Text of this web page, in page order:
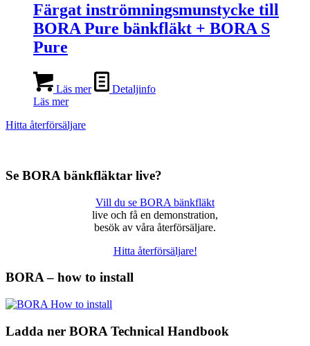
Färgat inströmningsmunstycke till
BORA Pure bänkfläkt + BORA S
Pure
Läs mer
Detaljinfo
Läs mer
Hitta återförsäljare
Se BORA bänkfläktar live?
Vill du se BORA bänkfläkt
live och få en demonstration,
besök av våra återförsäljare.
Hitta återförsäljare!
BORA – how to install
Ladda ner BORA Technical Handbook